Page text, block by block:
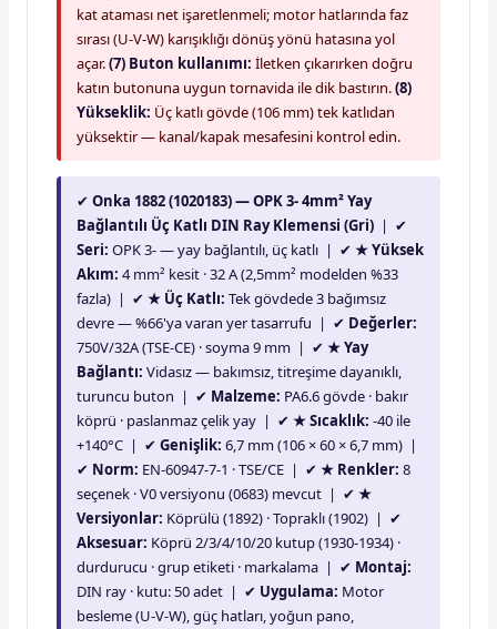
kat ataması net işaretlenmeli; motor hatlarında faz
sırası (U-V-W) karışıklığı dönüş yönü hatasına yol
açar.(7) Buton kullanımı: İletken çıkarırken doğru
katın butonuna uygun tornavida ile dik bastırın.(8)
Yükseklik: Üç katlı gövde (106 mm) tek katlıdan
yüksektir — kanal/kapak mesafesini kontrol edin.
✔ Onka 1882 (1020183) — OPK 3- 4mm² Yay
Bağlantılı Üç Katlı DIN Ray Klemensi (Gri) | ✔
Seri: OPK 3- — yay bağlantılı, üç katlı | ✔ ★ Yüksek
Akım: 4 mm² kesit · 32 A (2,5mm² modelden %33
fazla) | ✔ ★ Üç Katlı: Tek gövdede 3 bağımsız
devre — %66'ya varan yer tasarrufu | ✔ Değerler:
750V/32A (TSE-CE) · soyma 9 mm | ✔ ★ Yay
Bağlantı: Vidasız — bakımsız, titreşime dayanıklı,
turuncu buton | ✔ Malzeme: PA6.6 gövde · bakır
köprü · paslanmaz çelik yay | ✔ ★ Sıcaklık: -40 ile
+140°C | ✔ Genişlik: 6,7 mm (106 × 60 × 6,7 mm) |
✔ Norm: EN-60947-7-1 · TSE/CE | ✔ ★ Renkler: 8
seçenek · V0 versiyonu (0683) mevcut | ✔ ★
Versiyonlar: Köprülü (1892) · Topraklı (1902) | ✔
Aksesuar: Köprü 2/3/4/10/20 kutup (1930-1934) ·
durdurucu · grup etiketi · markalama | ✔ Montaj:
DIN ray · kutu: 50 adet | ✔ Uygulama: Motor
besleme (U-V-W), güç hatları, yoğun pano,